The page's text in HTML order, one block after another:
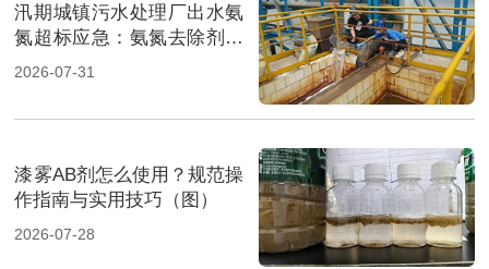
汛期城镇污水处理厂出水氨
氮超标应急：氨氮去除剂投
加方法及实操指南（图）
2026-07-31
漆雾AB剂怎么使用？规范操
作指南与实用技巧（图）
2026-07-28